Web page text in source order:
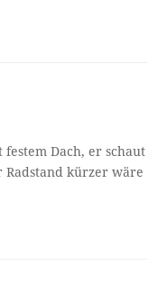
festem Dach, er schaut
Radstand kürzer wäre